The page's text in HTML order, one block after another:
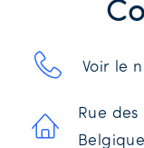
Voir le
Rue
Belgique